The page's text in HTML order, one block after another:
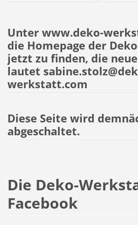
Unter www.deko-
die Homepage der
jetzt zu finden, die
lautet
werkstatt.com
Diese Seite wird
abgeschaltet.
Die Deko-
Facebook